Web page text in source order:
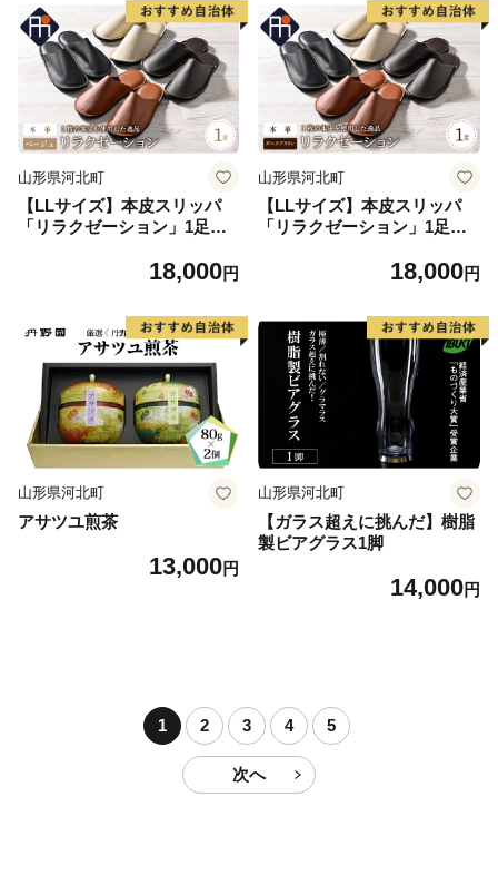
山形県河北町
【LLサイズ】本皮スリッパ
「リラクゼーション」1足
18,000円
山形県河北町
【LLサイズ】本皮スリッパ
「リラクゼーション」1足
18,000円
山形県河北町
アサツユ煎茶
13,000円
山形県河北町
【ガラス超えに挑んだ】樹脂
製ビアグラス1脚
14,000円
1 2 3 4 5
次へ